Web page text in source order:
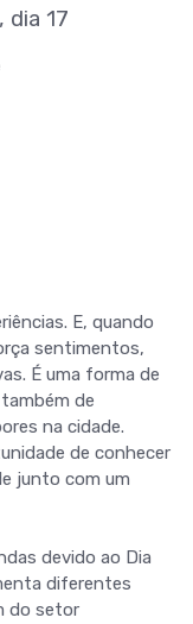
17
E, quando
sentimentos,
É uma forma de
de
na cidade.
de conhecer
junto com um
devido ao Dia
diferentes
do setor